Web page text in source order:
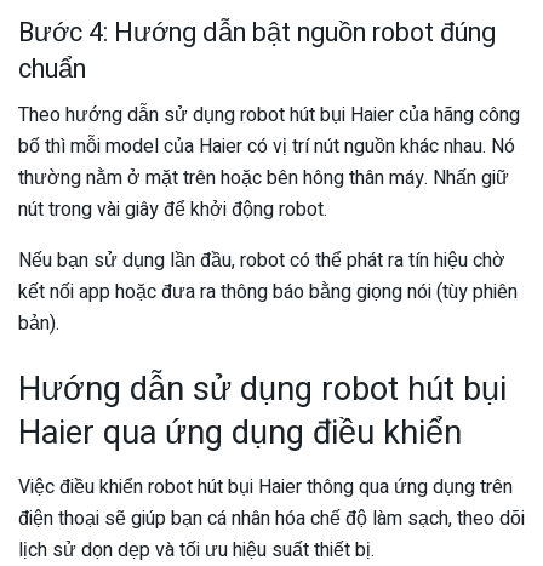
Bước 4: Hướng dẫn bật nguồn robot đúng
chuẩn
Theo hướng dẫn sử dụng robot hút bụi Haier của hãng công
bố thì mỗi model của Haier có vị trí nút nguồn khác nhau. Nó
thường nằm ở mặt trên hoặc bên hông thân máy. Nhấn giữ
nút trong vài giây để khởi động robot.
Nếu bạn sử dụng lần đầu, robot có thể phát ra tín hiệu chờ
kết nối app hoặc đưa ra thông báo bằng giọng nói (tùy phiên
bản).
Hướng dẫn sử dụng robot hút bụi
Haier qua ứng dụng điều khiển
Việc điều khiển robot hút bụi Haier thông qua ứng dụng trên
điện thoại sẽ giúp bạn cá nhân hóa chế độ làm sạch, theo dõi
lịch sử dọn dẹp và tối ưu hiệu suất thiết bị.